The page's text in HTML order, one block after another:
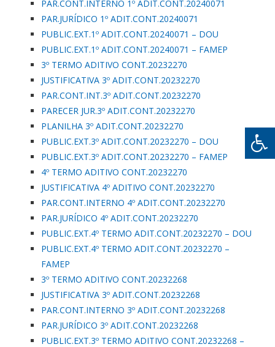
PAR.CONT.INTERNO 1º ADIT.CONT.20240071
PAR.JURÍDICO 1º ADIT.CONT.20240071
PUBLIC.EXT.1º ADIT.CONT.20240071 – DOU
PUBLIC.EXT.1º ADIT.CONT.20240071 – FAMEP
3º TERMO ADITIVO CONT.20232270
JUSTIFICATIVA 3º ADIT.CONT.20232270
PAR.CONT.INT.3º ADIT.CONT.20232270
PARECER JUR.3º ADIT.CONT.20232270
PLANILHA 3º ADIT.CONT.20232270
PUBLIC.EXT.3º ADIT.CONT.20232270 – DOU
PUBLIC.EXT.3º ADIT.CONT.20232270 – FAMEP
4º TERMO ADITIVO CONT.20232270
JUSTIFICATIVA 4º ADITIVO CONT.20232270
PAR.CONT.INTERNO 4º ADIT.CONT.20232270
PAR.JURÍDICO 4º ADIT.CONT.20232270
PUBLIC.EXT.4º TERMO ADIT.CONT.20232270 – DOU
PUBLIC.EXT.4º TERMO ADIT.CONT.20232270 –
FAMEP
3º TERMO ADITIVO CONT.20232268
JUSTIFICATIVA 3º ADIT.CONT.20232268
PAR.CONT.INTERNO 3º ADIT.CONT.20232268
PAR.JURÍDICO 3º ADIT.CONT.20232268
PUBLIC.EXT.3º TERMO ADITIVO CONT.20232268 –